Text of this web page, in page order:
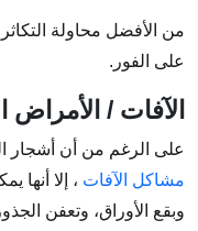
من الأفضل محاولة
على الفور.
الآفات / الأمراض
على الرغم من أن أشجار
مشاكل الآفات ، إلا
وبقع الأوراق، وتعفن